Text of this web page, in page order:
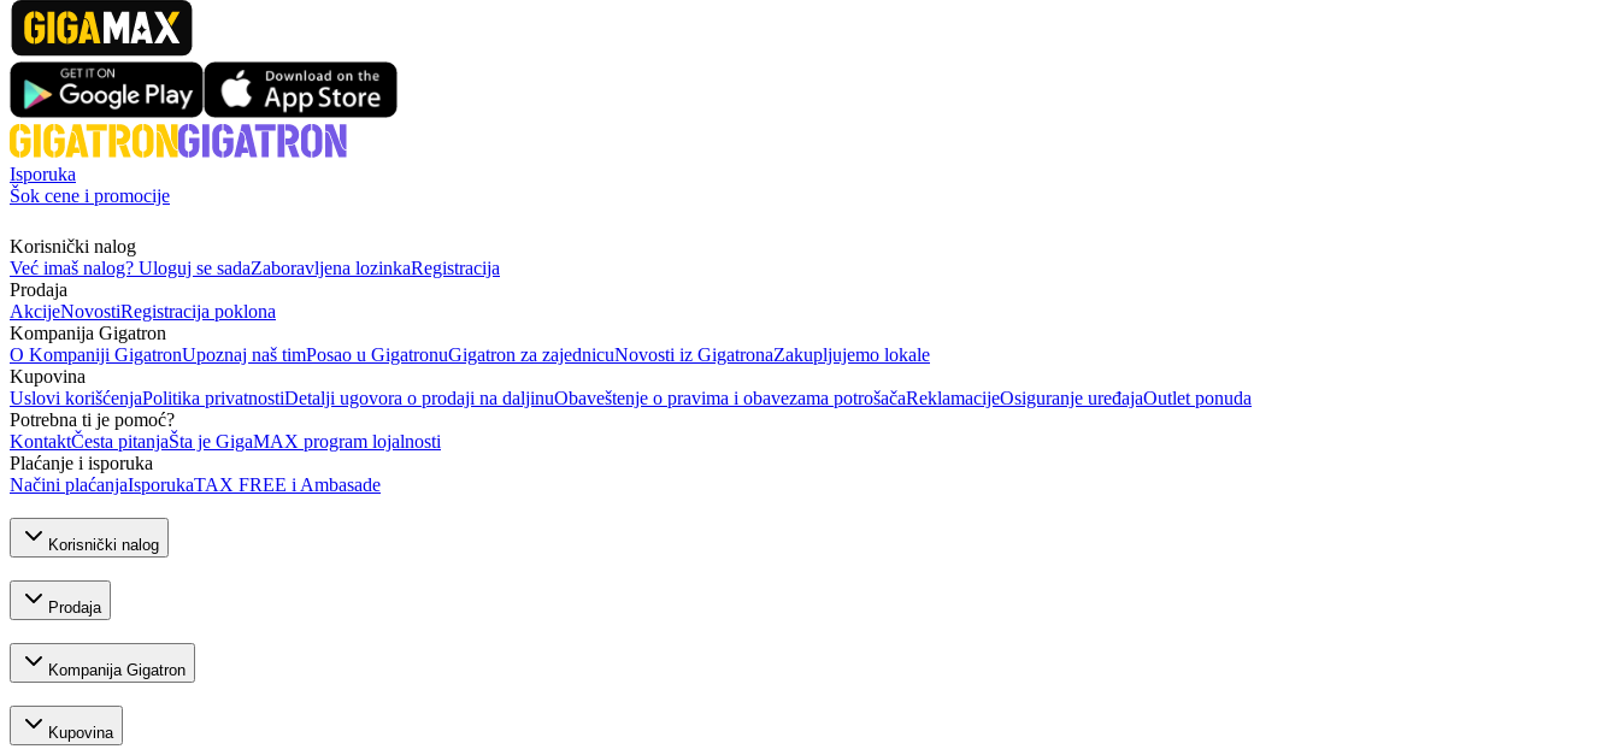
Isporuka
Šok cene i promocije
Korisnički nalog
Već imaš nalog? Uloguj se sadaZaboravljena lozinkaRegistracija
Prodaja
AkcijeNovostiRegistracija poklona
Kompanija Gigatron
O Kompaniji GigatronUpoznaj naš timPosao u GigatronuGigatron za zajednicuNovosti iz GigatronaZakupljujemo lokale
Kupovina
Uslovi korišćenjaPolitika privatnostiDetalji ugovora o prodaji na daljinuObaveštenje o pravima i obavezama potrošačaReklamacijeOsiguranje uređajaOutlet ponuda
Potrebna ti je pomoć?
KontaktČesta pitanjaŠta je GigaMAX program lojalnosti
Plaćanje i isporuka
Načini plaćanjaIsporukaTAX FREE i Ambasade
Korisnički nalog
Prodaja
Kompanija Gigatron
Kupovina